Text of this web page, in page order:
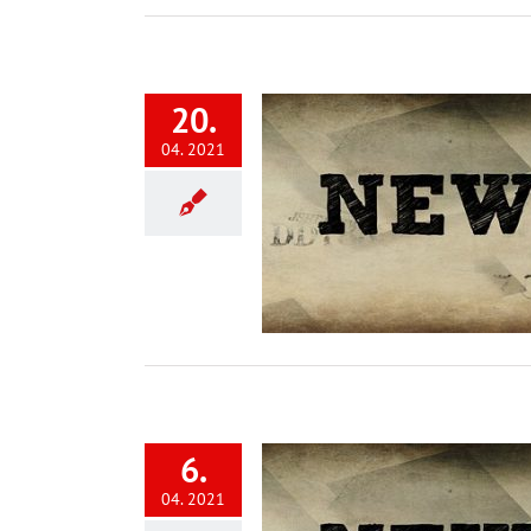
20.
04. 2021
FAQs zur
6.
04. 2021